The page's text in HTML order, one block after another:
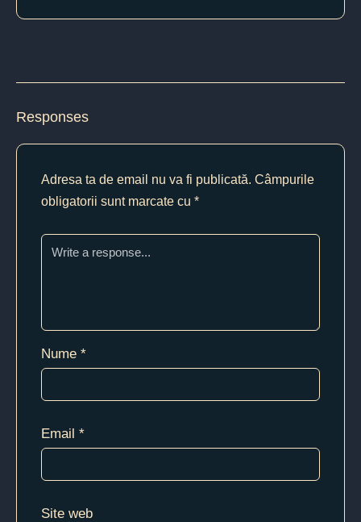
Responses
Adresa ta de email nu va fi publicată. Câmpurile
obligatorii sunt marcate cu *
Nume *
Email *
Site web